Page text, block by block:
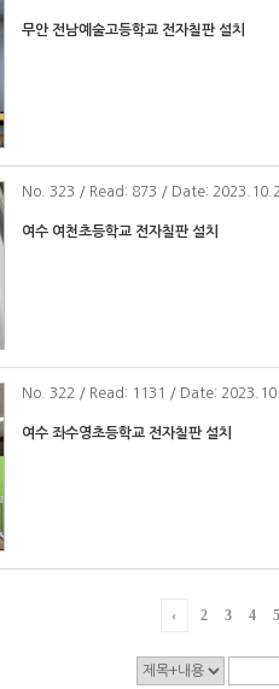
무안 전남예술고등학교 전자칠판 설치
No . 323 / Read: 873 / Date:
여수 여천초등학교 전자칠판 설치
No . 322 / Read: 1131 / Date:
여수 좌수영초등학교 전자칠판 설치
‹ 2 3 4